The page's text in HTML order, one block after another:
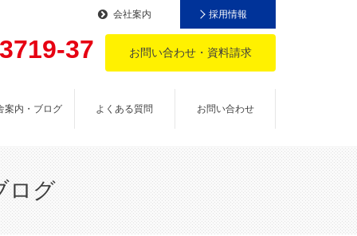
37 お問い合わせ・資料請求
案内・ブログ よくある質問 お問い合わせ
会社案内 採用情報
ログ